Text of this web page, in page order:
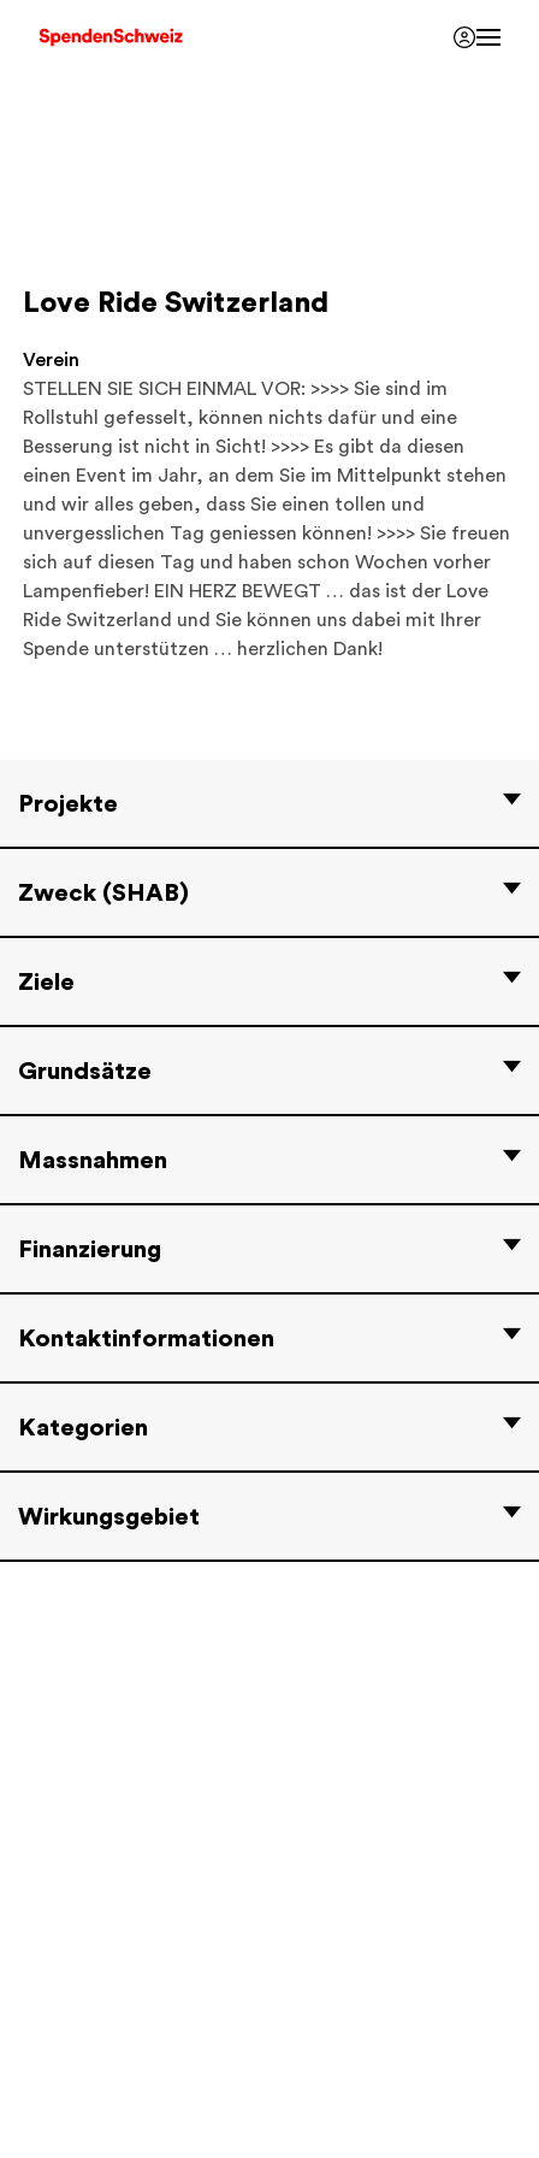
Love Ride Switzerland
Verein
STELLEN SIE SICH EINMAL VOR: >>>> Sie sind im
Rollstuhl gefesselt, können nichts dafür und eine
Besserung ist nicht in Sicht! >>>> Es gibt da diesen
einen Event im Jahr, an dem Sie im Mittelpunkt stehen
und wir alles geben, dass Sie einen tollen und
unvergesslichen Tag geniessen können! >>>> Sie freuen
sich auf diesen Tag und haben schon Wochen vorher
Lampenfieber! EIN HERZ BEWEGT … das ist der Love
Ride Switzerland und Sie können uns dabei mit Ihrer
Spende unterstützen … herzlichen Dank!
Projekte
Zweck (SHAB)
Ziele
Grundsätze
Massnahmen
Finanzierung
Kontaktinformationen
Kategorien
Wirkungsgebiet